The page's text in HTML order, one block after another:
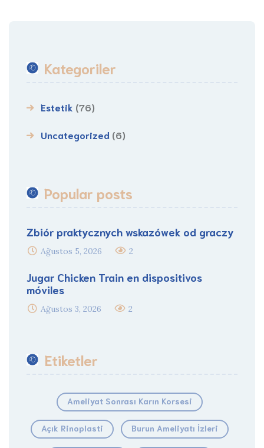
Kategoriler
Estetik (76)
Uncategorized (6)
Popular posts
Zbiór praktycznych wskazówek od graczy
Ağustos 5, 2026 2
Jugar Chicken Train en dispositivos
móviles
Ağustos 3, 2026 2
Etiketler
Ameliyat Sonrası Karın Korsesi
Açık Rinoplasti Burun Ameliyatı İzleri